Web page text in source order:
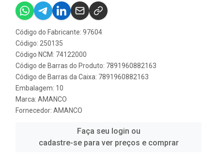
Código do Fabricante: 97604
Código: 250135
Código NCM: 74122000
Código de Barras do Produto: 7891960882163
Código de Barras da Caixa: 7891960882163
Embalagem: 10
Marca: AMANCO
Fornecedor: AMANCO
Faça seu login ou
cadastre-se para ver preços e comprar